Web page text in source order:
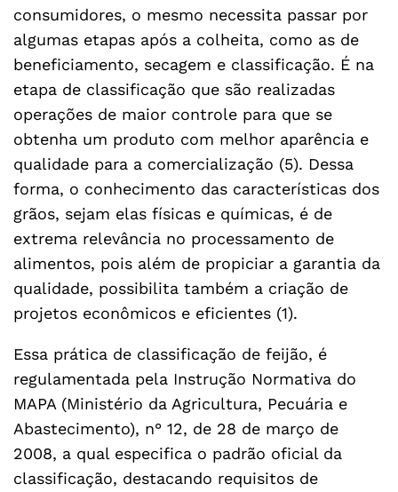
consumidores, o mesmo necessita passar por
algumas etapas após a colheita, como as de
beneficiamento, secagem e classificação. É na
etapa de classificação que são realizadas
operações de maior controle para que se
obtenha um produto com melhor aparência e
qualidade para a comercialização (5). Dessa
forma, o conhecimento das características dos
grãos, sejam elas físicas e químicas, é de
extrema relevância no processamento de
alimentos, pois além de propiciar a garantia da
qualidade, possibilita também a criação de
projetos econômicos e eficientes (1).
Essa prática de classificação de feijão, é
regulamentada pela Instrução Normativa do
MAPA (Ministério da Agricultura, Pecuária e
Abastecimento), n° 12, de 28 de março de
2008, a qual especifica o padrão oficial da
classificação, destacando requisitos de